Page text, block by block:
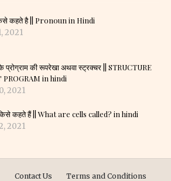
कहते है || Pronoun in Hindi
2021
प्रोग्राम की रूपरेखा अथवा स्ट्रक्चर || STRUCTURE
PROGRAM in hindi
2021
कहते हैं || What are cells called? in hindi
2021
Contact Us Terms and Conditions